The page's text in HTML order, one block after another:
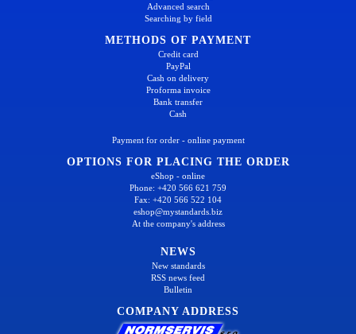
Advanced search
Searching by field
METHODS OF PAYMENT
Credit card
PayPal
Cash on delivery
Proforma invoice
Bank transfer
Cash
Payment for order - online payment
OPTIONS FOR PLACING THE ORDER
eShop - online
Phone: +420 566 621 759
Fax: +420 566 522 104
eshop@mystandards.biz
At the company's address
NEWS
New standards
RSS news feed
Bulletin
COMPANY ADDRESS